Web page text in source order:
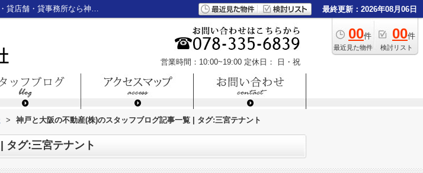
スタッフブログ記事一覧ページ | タグ:三宮テナント｜神戸三宮のテナント・貸店舗・貸事務所なら神戸と大阪の不動産株式会社 最終更新：2026年08月06日
00件
最近見た物件
00件
検討リスト
営業時間：10:00~19:00 定休日： 日・祝
> 神戸と大阪の不動産(株)のスタッフブログ記事一覧 | タグ:三宮テナント
タグ:三宮テナント